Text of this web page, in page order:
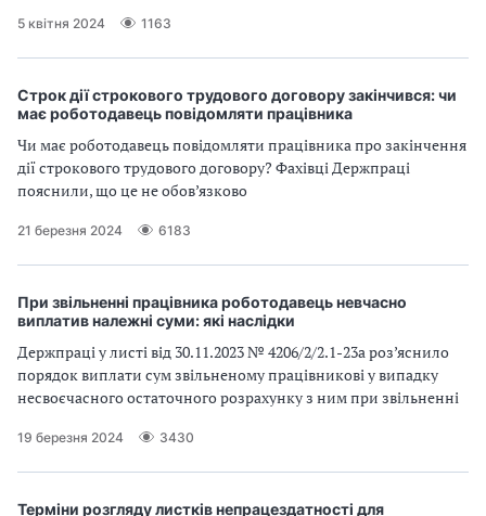
5 квітня 2024 1163
Строк дії строкового трудового договору закінчився: чи
має роботодавець повідомляти працівника
Чи має роботодавець повідомляти працівника про закінчення
дії строкового трудового договору? Фахівці Держпраці
пояснили, що це не обов’язково
21 березня 2024 6183
При звільненні працівника роботодавець невчасно
виплатив належні суми: які наслідки
Держпраці у листі від 30.11.2023 № 4206/2/2.1-23а роз’яснило
порядок виплати сум звільненому працівникові у випадку
несвоєчасного остаточного розрахунку з ним при звільненні
19 березня 2024 3430
Терміни розгляду листків непрацездатності для